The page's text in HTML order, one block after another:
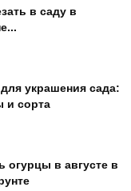
в саду в
украшения сада:
и сорта
огурцы в августе в